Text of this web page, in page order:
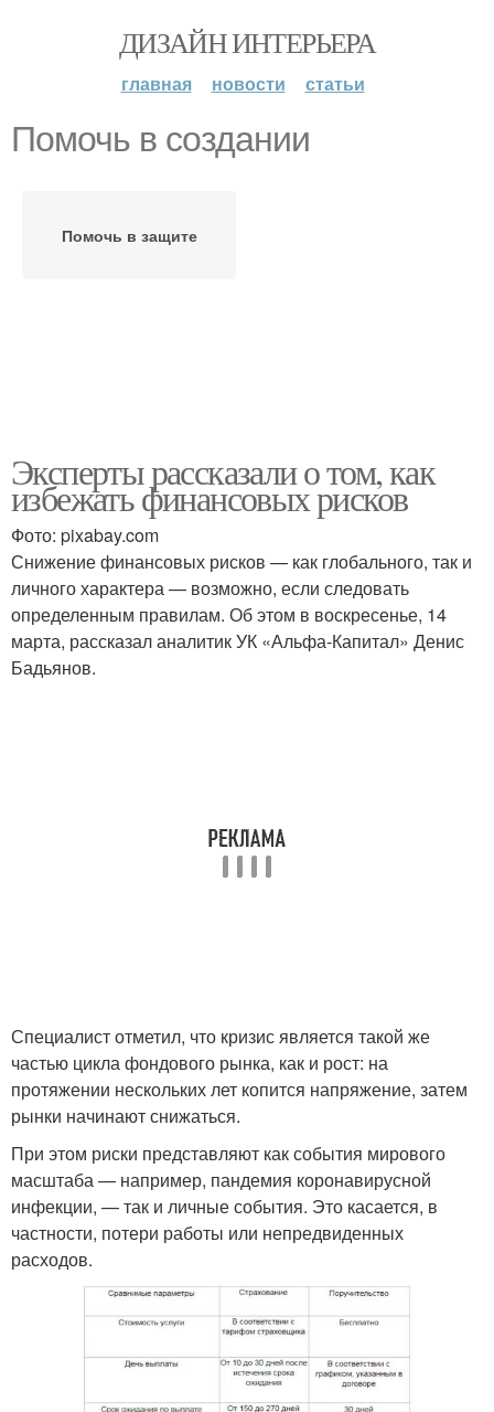
ДИЗАЙН ИНТЕРЬЕРА
главная новости статьи
Помочь в создании
Помочь в защите
Эксперты рассказали о том, как
избежать финансовых рисков
Фото: pixabay.com
Снижение финансовых рисков — как глобального, так и
личного характера — возможно, если следовать
определенным правилам. Об этом в воскресенье, 14
марта, рассказал аналитик УК «Альфа-Капитал» Денис
Бадьянов.
Специалист отметил, что кризис является такой же
частью цикла фондового рынка, как и рост: на
протяжении нескольких лет копится напряжение, затем
рынки начинают снижаться.
При этом риски представляют как события мирового
масштаба — например, пандемия коронавирусной
инфекции, — так и личные события. Это касается, в
частности, потери работы или непредвиденных
расходов.